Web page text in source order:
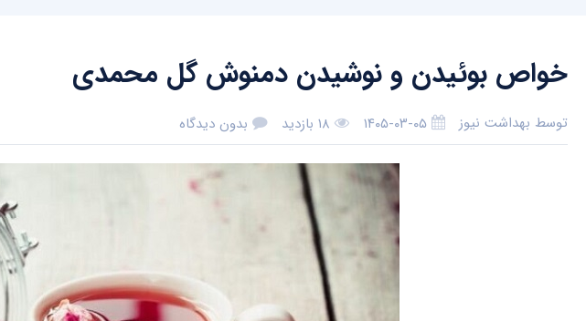
خواص بوئیدن و نوشیدن دمنوش گل محمدی
توسط بهداشت نیوز ۱۴۰۵-۰۳-۰۵ ۱۸ بازدید بدون دیدگاه